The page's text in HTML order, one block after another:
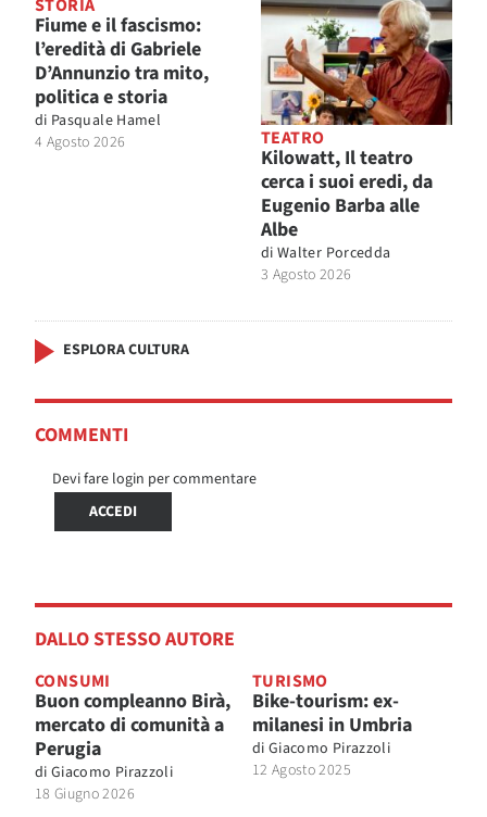
STORIA
Fiume e il fascismo:
l’eredità di Gabriele
D’Annunzio tra mito,
politica e storia
di Pasquale Hamel
4 Agosto 2026
TEATRO
Kilowatt, Il teatro
cerca i suoi eredi, da
Eugenio Barba alle
Albe
di Walter Porcedda
3 Agosto 2026
ESPLORA CULTURA
COMMENTI
Devi fare login per commentare
ACCEDI
DALLO STESSO AUTORE
CONSUMI
Buon compleanno Birà,
mercato di comunità a
Perugia
di Giacomo Pirazzoli
18 Giugno 2026
TURISMO
Bike-tourism: ex-
milanesi in Umbria
di Giacomo Pirazzoli
12 Agosto 2025